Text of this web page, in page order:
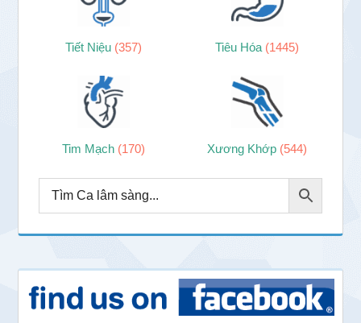
Tiết Niệu (357) Tiêu Hóa (1445)
Tim Mạch (170) Xương Khớp (544)